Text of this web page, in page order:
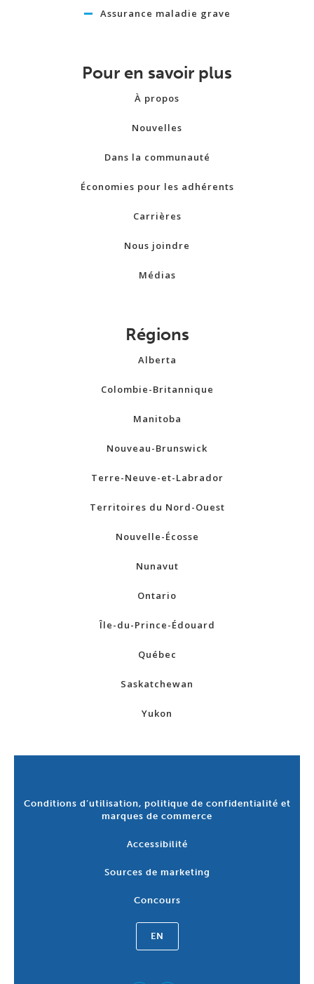
Assurance maladie grave
Pour en savoir plus
À propos
Nouvelles
Dans la communauté
Économies pour les adhérents
Carrières
Nous joindre
Médias
Régions
Alberta
Colombie-Britannique
Manitoba
Nouveau-Brunswick
Terre-Neuve-et-Labrador
Territoires du Nord-Ouest
Nouvelle-Écosse
Nunavut
Ontario
Île-du-Prince-Édouard
Québec
Saskatchewan
Yukon
Conditions d’utilisation, politique de confidentialité et
marques de commerce
Accessibilité
Sources de marketing
Concours
EN